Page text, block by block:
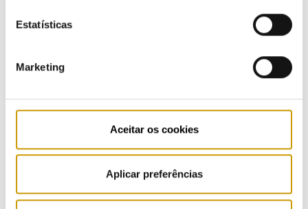
Estatísticas
Marketing
Aceitar os cookies
Aplicar preferências
Regulamentos - combustíveis e GPL
Sancionatória